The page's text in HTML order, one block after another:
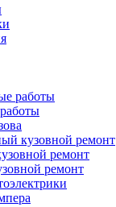
работы
кузовной ремонт
ремонт
ремонт